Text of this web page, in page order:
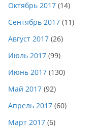
Октябрь 2017 (14)
Сентябрь 2017 (11)
Август 2017 (26)
Июль 2017 (99)
Июнь 2017 (130)
Май 2017 (92)
Апрель 2017 (60)
Март 2017 (6)